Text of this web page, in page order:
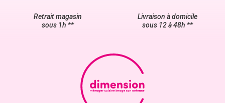
Retrait magasin
sous 1h **
Livraison à domicile
sous 12 à 48h **